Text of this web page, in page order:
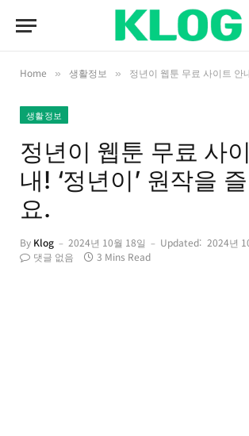
Home » 생활정보 » 정년이 웹툰 무료 사이트 안내! ‘정
생활정보
정년이 웹툰 무료 사
내! ‘정년이’ 원작을
요.
By Klog 2024년 10월 18일 Updated: 2024년
댓글 없음
3 Mins Read